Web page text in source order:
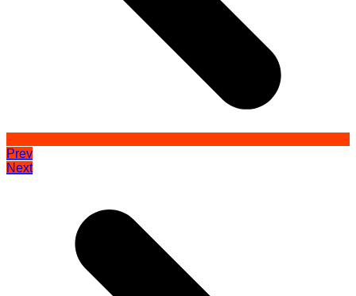
Prev
Next